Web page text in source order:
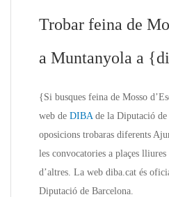
Trobar feina de
a Muntanyola a
{Si busques feina de Mosso
web de DIBAde la Diputació de
oposicions trobaras diferents
les convocatories a plaçes
d’altres. La web diba.cat és
Diputació de Barcelona.